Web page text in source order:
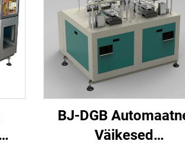
BJ-DGB
Väikesed